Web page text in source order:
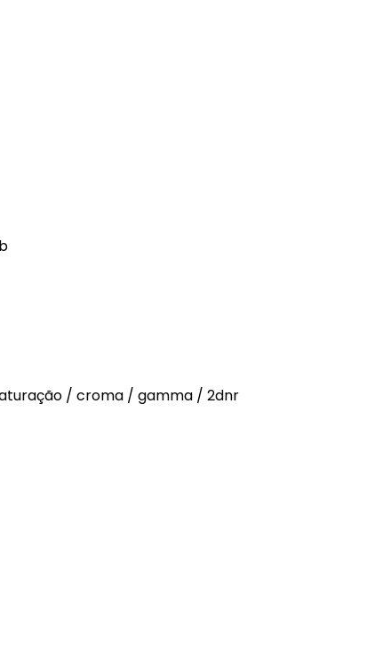
/ croma / gamma / 2dnr